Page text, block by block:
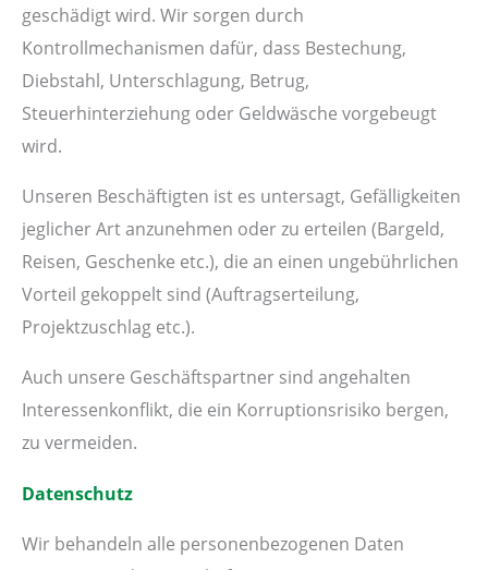
geschädigt wird. Wir sorgen durch
Kontrollmechanismen dafür, dass Bestechung,
Diebstahl, Unterschlagung, Betrug,
Steuerhinterziehung oder Geldwäsche vorgebeugt
wird.
Unseren Beschäftigten ist es untersagt, Gefälligkeiten
jeglicher Art anzunehmen oder zu erteilen (Bargeld,
Reisen, Geschenke etc.), die an einen ungebührlichen
Vorteil gekoppelt sind (Auftragserteilung,
Projektzuschlag etc.).
Auch unsere Geschäftspartner sind angehalten
Interessenkonflikt, die ein Korruptionsrisiko bergen,
zu vermeiden.
Datenschutz
Wir behandeln alle personenbezogenen Daten